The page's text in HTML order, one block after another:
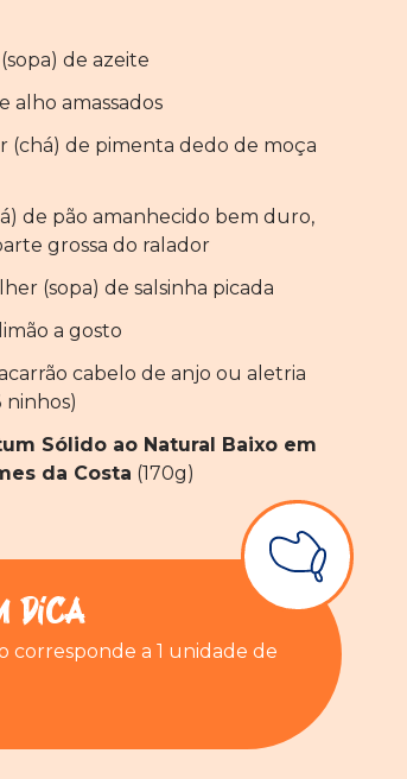
de azeite
alho amassados
(chá) de pimenta dedo de moça
de pão amanhecido bem duro,
grossa do ralador
(sopa) de salsinha picada
a gosto
cabelo de anjo ou aletria
ninhos)
Sólido ao Natural Baixo em
da Costa (170g)
Dica
corresponde a 1 unidade de